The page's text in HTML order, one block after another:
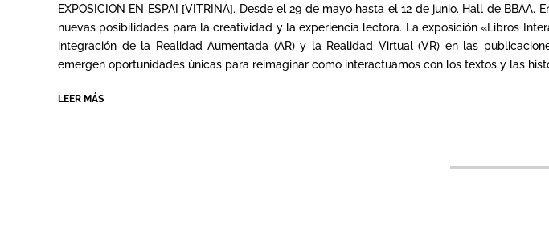
05-
27
EXPOSICIÓN EN ESPAI [VITRINA]. Desde el 29 de mayo hasta el 12 de junio. Hall de
nuevas posibilidades para la creatividad y la experiencia lectora. La exposición «Libros
integración de la Realidad Aumentada (AR) y la Realidad Virtual (VR) en las
emergen oportunidades únicas para reimaginar cómo interactuamos con los textos y las
LEER MÁS